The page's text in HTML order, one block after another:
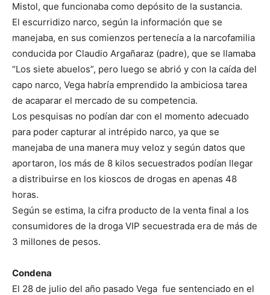
Mistol, que funcionaba como depósito de la sustancia.
El escurridizo narco, según la información que se
manejaba, en sus comienzos pertenecía a la narcofamilia
conducida por Claudio Argañaraz (padre), que se llamaba
“Los siete abuelos”, pero luego se abrió y con la caída del
capo narco, Vega habría emprendido la ambiciosa tarea
de acaparar el mercado de su competencia.
Los pesquisas no podían dar con el momento adecuado
para poder capturar al intrépido narco, ya que se
manejaba de una manera muy veloz y según datos que
aportaron, los más de 8 kilos secuestrados podían llegar
a distribuirse en los kioscos de drogas en apenas 48
horas.
Según se estima, la cifra producto de la venta final a los
consumidores de la droga VIP secuestrada era de más de
3 millones de pesos.
Condena
El 28 de julio del año pasado Vega fue sentenciado en el